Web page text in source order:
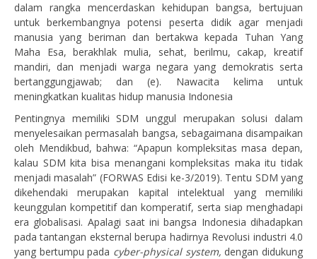
dalam rangka mencerdaskan kehidupan bangsa, bertujuan
untuk berkembangnya potensi peserta didik agar menjadi
manusia yang beriman dan bertakwa kepada Tuhan Yang
Maha Esa, berakhlak mulia, sehat, berilmu, cakap, kreatif
mandiri, dan menjadi warga negara yang demokratis serta
bertanggungjawab; dan (e). Nawacita kelima untuk
meningkatkan kualitas hidup manusia Indonesia
Pentingnya memiliki SDM unggul merupakan solusi dalam
menyelesaikan permasalah bangsa, sebagaimana disampaikan
oleh Mendikbud, bahwa: “Apapun kompleksitas masa depan,
kalau SDM kita bisa menangani kompleksitas maka itu tidak
menjadi masalah” (FORWAS Edisi ke-3/2019). Tentu SDM yang
dikehendaki merupakan kapital intelektual yang memiliki
keunggulan kompetitif dan komperatif, serta siap menghadapi
era globalisasi. Apalagi saat ini bangsa Indonesia dihadapkan
pada tantangan eksternal berupa hadirnya Revolusi industri 4.0
yang bertumpu pada cyber-physical system, dengan didukung